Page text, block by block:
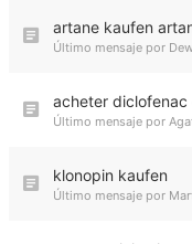
artane kaufen
Último mensaje por
acheter
Último mensaje por
klonopin kaufen
Último mensaje por